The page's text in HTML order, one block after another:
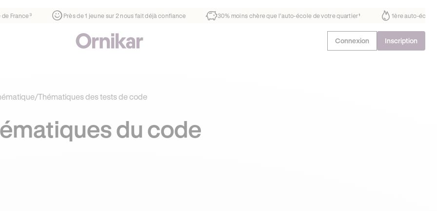
¹ 1ère auto-école de France³ Près de 1 jeune sur 2 nous fait déjà confiance 30% moins chère que l’auto-école de votre
Connexion Inscription
/Thématiques des tests de code
du code